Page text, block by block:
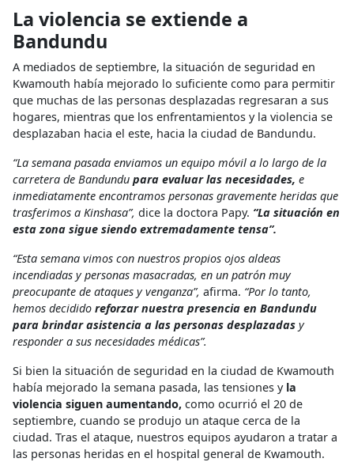
La violencia se extiende a
Bandundu
A mediados de septiembre, la situación de seguridad en
Kwamouth había mejorado lo suficiente como para permitir
que muchas de las personas desplazadas regresaran a sus
hogares, mientras que los enfrentamientos y la violencia se
desplazaban hacia el este, hacia la ciudad de Bandundu.
“La semana pasada enviamos un equipo móvil a lo largo de la
carretera de Bandundu para evaluar las necesidades, e
inmediatamente encontramos personas gravemente heridas que
trasferimos a Kinshasa”, dice la doctora Papy. “La situación en
esta zona sigue siendo extremadamente tensa”.
“Esta semana vimos con nuestros propios ojos aldeas
incendiadas y personas masacradas, en un patrón muy
preocupante de ataques y venganza”, afirma. “Por lo tanto,
hemos decidido reforzar nuestra presencia en Bandundu
para brindar asistencia a las personas desplazadas y
responder a sus necesidades médicas”.
Si bien la situación de seguridad en la ciudad de Kwamouth
había mejorado la semana pasada, las tensiones y la
violencia siguen aumentando, como ocurrió el 20 de
septiembre, cuando se produjo un ataque cerca de la
ciudad. Tras el ataque, nuestros equipos ayudaron a tratar a
las personas heridas en el hospital general de Kwamouth.